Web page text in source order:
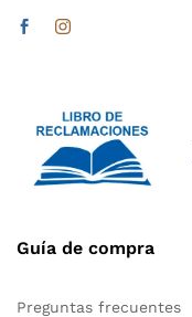
Guía de compra
Preguntas frecuentes